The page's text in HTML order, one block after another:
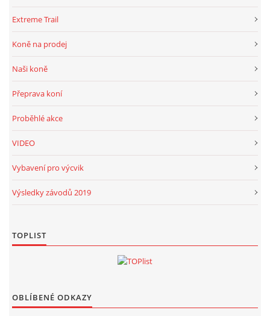
Extreme Trail
Koně na prodej
Naši koně
Přeprava koní
Proběhlé akce
VIDEO
Vybavení pro výcvik
Výsledky závodů 2019
TOPLIST
OBLÍBENÉ ODKAZY